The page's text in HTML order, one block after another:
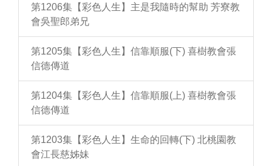
第1206集【彩色人生】主是我隨時的幫助 芳寮教
會吳聖郎弟兄
第1205集【彩色人生】信靠順服(下) 喜樹教會張
信德傳道
第1204集【彩色人生】信靠順服(上) 喜樹教會張
信德傳道
第1203集【彩色人生】生命的回轉(下) 北桃園教
會江長慈姊妹